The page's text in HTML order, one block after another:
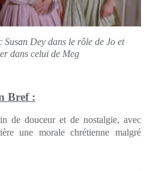
Dey dans le rôle de Jo et
dans celui de Meg
Bref :
de douceur et de nostalgie, avec
une morale chrétienne malgré